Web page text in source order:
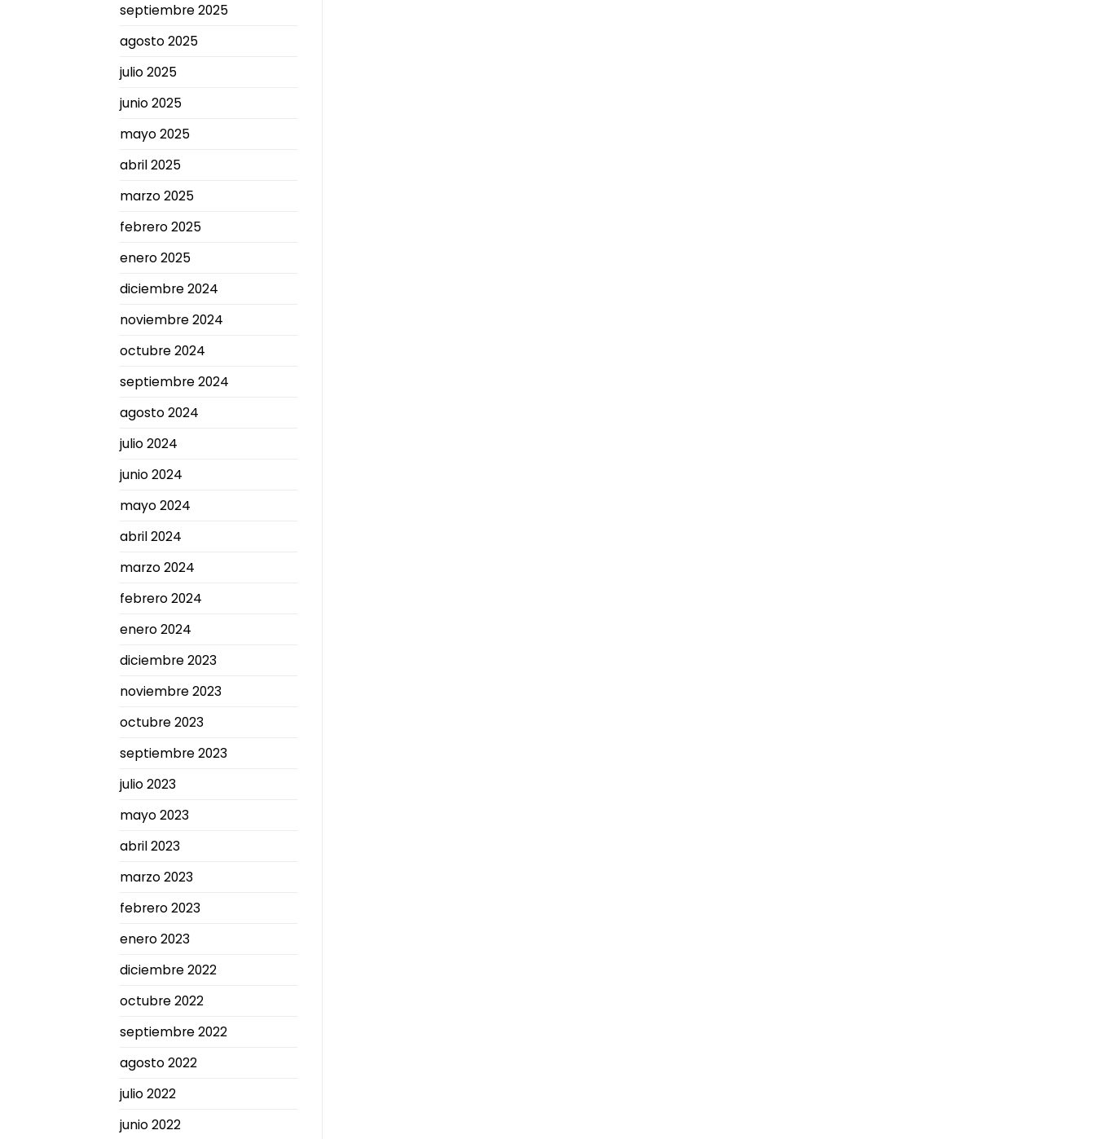
septiembre 2025
agosto 2025
julio 2025
junio 2025
mayo 2025
abril 2025
marzo 2025
febrero 2025
enero 2025
diciembre 2024
noviembre 2024
octubre 2024
septiembre 2024
agosto 2024
julio 2024
junio 2024
mayo 2024
abril 2024
marzo 2024
febrero 2024
enero 2024
diciembre 2023
noviembre 2023
octubre 2023
septiembre 2023
julio 2023
mayo 2023
abril 2023
marzo 2023
febrero 2023
enero 2023
diciembre 2022
octubre 2022
septiembre 2022
agosto 2022
julio 2022
junio 2022